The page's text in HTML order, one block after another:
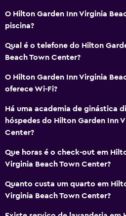
O Hilton Garden Inn Virginia
piscina?
Qual é o telefone do Hilton
Beach Town Center?
O Hilton Garden Inn Virginia
oferece Wi-Fi?
Há uma academia de ginástica
hóspedes do Hilton Garden Inn
Center?
Que horas é o check-out em
Virginia Beach Town Center?
Quanto custa um quarto em
Virginia Beach Town Center?